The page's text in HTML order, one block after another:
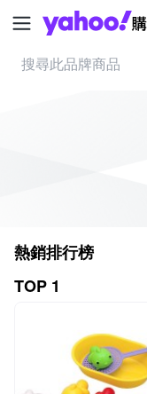
熱銷排行榜
TOP 1